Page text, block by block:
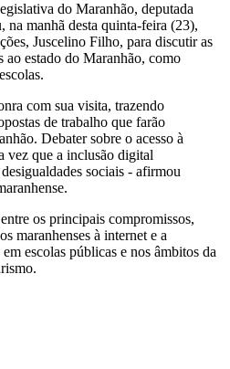
do Maranhão, deputada
na manhã desta quinta-feira (23),
Juscelino Filho, para discutir as
ao estado do Maranhão, como
com sua visita, trazendo
de trabalho que farão
Debater sobre o acesso à
vez que a inclusão digital
sociais - afirmou
os principais compromissos,
maranhenses à internet e a
escolas públicas e nos âmbitos da